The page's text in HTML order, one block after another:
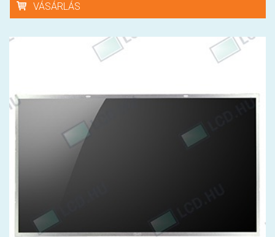
VÁSÁRLÁS